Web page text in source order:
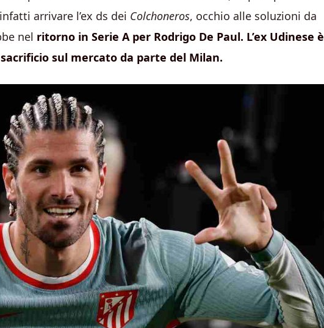
arrivare l’ex ds dei Colchoneros, occhio alle soluzioni da
nel ritorno in Serie A per Rodrigo De Paul. L’ex Udinese è
sul mercato da parte del Milan.